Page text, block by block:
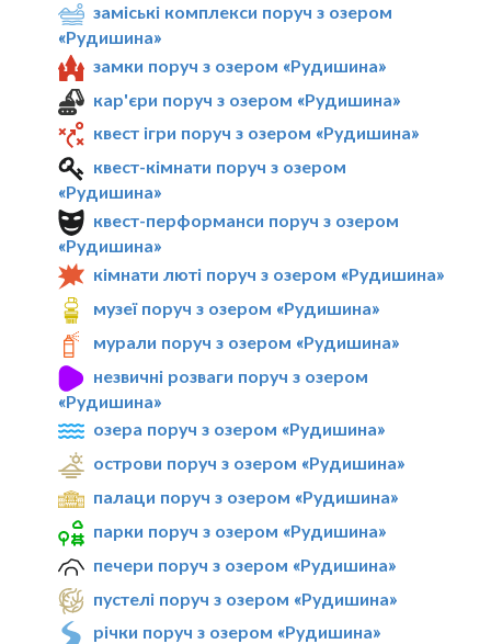
заміські комплекси поруч з озером
«Рудишина»
замки поруч з озером «Рудишина»
кар'єри поруч з озером «Рудишина»
квест ігри поруч з озером «Рудишина»
квест-кімнати поруч з озером
«Рудишина»
квест-перформанси поруч з озером
«Рудишина»
кімнати люті поруч з озером «Рудишина»
музеї поруч з озером «Рудишина»
мурали поруч з озером «Рудишина»
незвичні розваги поруч з озером
«Рудишина»
озера поруч з озером «Рудишина»
острови поруч з озером «Рудишина»
палаци поруч з озером «Рудишина»
парки поруч з озером «Рудишина»
печери поруч з озером «Рудишина»
пустелі поруч з озером «Рудишина»
річки поруч з озером «Рудишина»